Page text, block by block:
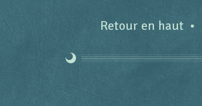
Retour en haut